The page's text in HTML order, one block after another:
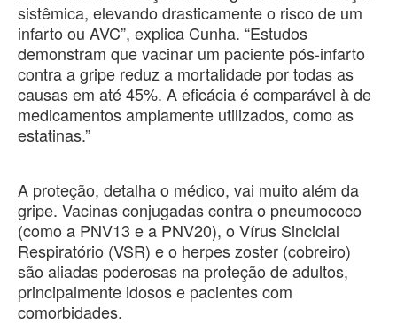
sistêmica, elevando drasticamente o risco de um
infarto ou AVC”, explica Cunha. “Estudos
demonstram que vacinar um paciente pós-infarto
contra a gripe reduz a mortalidade por todas as
causas em até 45%. A eficácia é comparável à de
medicamentos amplamente utilizados, como as
estatinas.”
A proteção, detalha o médico, vai muito além da
gripe. Vacinas conjugadas contra o pneumococo
(como a PNV13 e a PNV20), o Vírus Sincicial
Respiratório (VSR) e o herpes zoster (cobreiro)
são aliadas poderosas na proteção de adultos,
principalmente idosos e pacientes com
comorbidades.